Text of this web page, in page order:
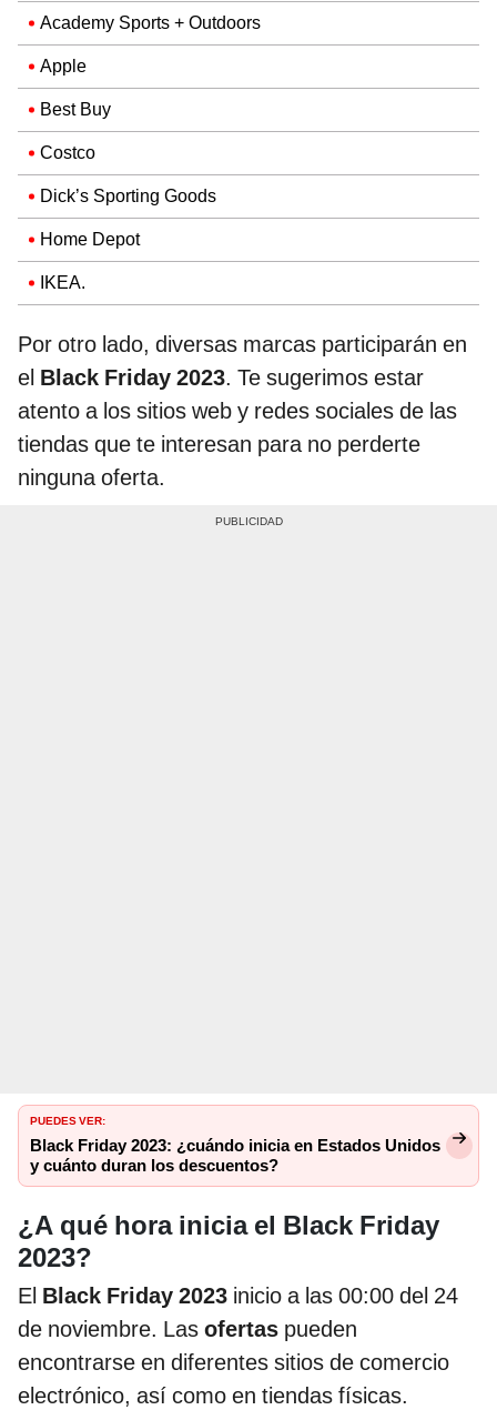
Academy Sports + Outdoors
Apple
Best Buy
Costco
Dick’s Sporting Goods
Home Depot
IKEA.
Por otro lado, diversas marcas participarán en
el Black Friday 2023. Te sugerimos estar
atento a los sitios web y redes sociales de las
tiendas que te interesan para no perderte
ninguna oferta.
PUEDES VER:
Black Friday 2023: ¿cuándo inicia en Estados Unidos
y cuánto duran los descuentos?
¿A qué hora inicia el Black Friday
2023?
El Black Friday 2023 inicio a las 00:00 del 24
de noviembre. Las ofertas pueden
encontrarse en diferentes sitios de comercio
electrónico, así como en tiendas físicas.